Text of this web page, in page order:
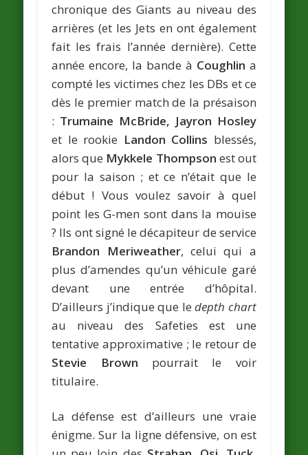
chronique des Giants au niveau des
arrières (et les Jets en ont également
fait les frais l’année dernière). Cette
année encore, la bande à Coughlin a
compté les victimes chez les DBs et ce
dès le premier match de la présaison
: Trumaine McBride, Jayron Hosley
et le rookie Landon Collins blessés,
alors que Mykkele Thompson est out
pour la saison ; et ce n’était que le
début ! Vous voulez savoir à quel
point les G-men sont dans la mouise
? Ils ont signé le décapiteur de service
Brandon Meriweather, celui qui a
plus d’amendes qu’un véhicule garé
devant une entrée d’hôpital.
D’ailleurs j’indique que ledepth chart
au niveau des Safeties est une
tentative approximative ; le retour de
Stevie Brown pourrait le voir
titulaire.
La défense est d’ailleurs une vraie
énigme. Sur la ligne défensive, on est